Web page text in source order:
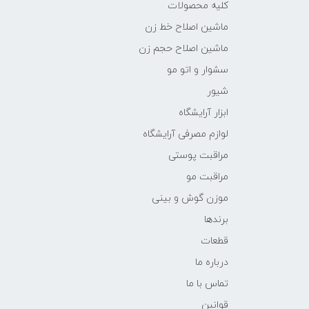
کلیه محصولات
ماشین اصلاح خط زن
ماشین اصلاح حجم زن
سشوار و اتو مو
شیور
ابزار آرایشگاه
لوازم مصرفی آرایشگاه
مراقبت پوستی
مراقبت مو
موزن گوش و بینی
برندها
قطعات
درباره ما
تماس با ما
قوانین